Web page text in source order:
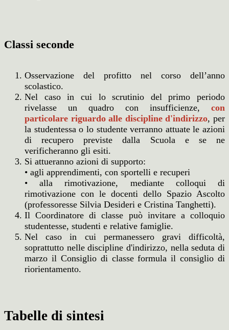
Classi seconde
Osservazione del profitto nel corso dell’anno
scolastico.
Nel caso in cui lo scrutinio del primo periodo
rivelasse un quadro con insufficienze, con
particolare riguardo alle discipline d'indirizzo, per
la studentessa o lo studente verranno attuate le azioni
di recupero previste dalla Scuola e se ne
verificheranno gli esiti.
Si attueranno azioni di supporto:
• agli apprendimenti, con sportelli e recuperi
• alla rimotivazione, mediante colloqui di
rimotivazione con le docenti dello Spazio Ascolto
(professoresse Silvia Desideri e Cristina Tanghetti).
Il Coordinatore di classe può invitare a colloquio
studentesse, studenti e relative famiglie.
Nel caso in cui permanessero gravi difficoltà,
soprattutto nelle discipline d'indirizzo, nella seduta di
marzo il Consiglio di classe formula il consiglio di
riorientamento.
Tabelle di sintesi